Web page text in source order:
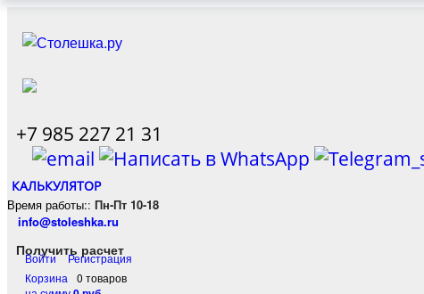
+7 985 227 21 31
КАЛЬКУЛЯТОР
Время работы:: Пн-Пт 10-18
info@stoleshka.ru
Получить расчет
Войти
Регистрация
Корзина
0 товаров